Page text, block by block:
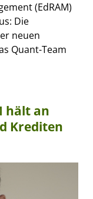
(EdRAM)
Die
neuen
Quant-Team
hält an
Krediten